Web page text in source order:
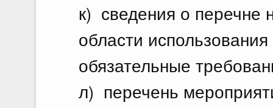
к) сведения о перечне
области
обязательные
л) перечень